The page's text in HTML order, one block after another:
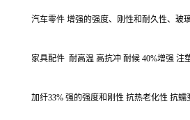
汽车零件 增强的强度、刚性和耐久性、玻
家具配件 耐高温 高抗冲 耐候 40%增强 注
加纤33% 强的强度和刚性 抗热老化性 抗